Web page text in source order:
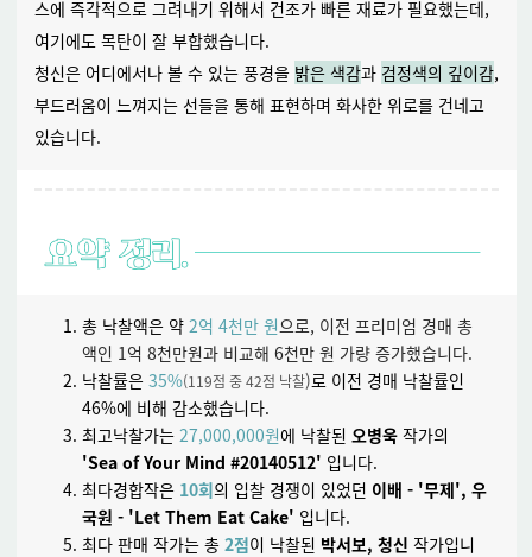
스에 즉각적으로 그려내기 위해서 건조가 빠른 재료가 필요했는데,
여기에도 목탄이 잘 부합했습니다.
청신은 어디에서나 볼 수 있는 풍경을 밝은 색감과 검정색의 깊이감,
부드러움이 느껴지는 선들을 통해 표현하며 화사한 위로를 건네고
있습니다.
총 낙찰액은 약 2억 4천만 원으로, 이전 프리미엄 경매 총
액인 1억 8천만원과 비교해 6천만 원 가량 증가했습니다.
낙찰률은 35%(119점 중 42점 낙찰)로 이전 경매 낙찰률인
46%에 비해 감소했습니다.
최고낙찰가는 27,000,000원에 낙찰된 오병욱 작가의
'Sea of Your Mind #20140512' 입니다.
최다경합작은 10회의 입찰 경쟁이 있었던 이배 - '무제', 우
국원 -'Let Them Eat Cake' 입니다.
최다 판매 작가는 총 2점이 낙찰된 박서보, 청신 작가입니